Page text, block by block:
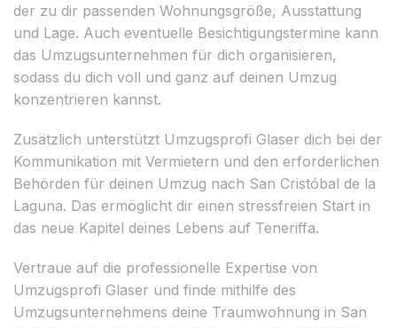
der zu dir passenden Wohnungsgröße, Ausstattung
und Lage. Auch eventuelle Besichtigungstermine kann
das Umzugsunternehmen für dich organisieren,
sodass du dich voll und ganz auf deinen Umzug
konzentrieren kannst.
Zusätzlich unterstützt Umzugsprofi Glaser dich bei der
Kommunikation mit Vermietern und den erforderlichen
Behörden für deinen Umzug nach San Cristóbal de la
Laguna. Das ermöglicht dir einen stressfreien Start in
das neue Kapitel deines Lebens auf Teneriffa.
Vertraue auf die professionelle Expertise von
Umzugsprofi Glaser und finde mithilfe des
Umzugsunternehmens deine Traumwohnung in San